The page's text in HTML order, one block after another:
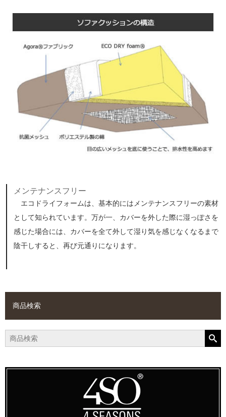
メンテナンスフリー
エコドライフォームは、基本的にはメンテナンスフリーの素材
として知られています。万が一、カバーを外した際に湿っぽさを
感じた場合には、カバーを全て外して湿り気を感じなくなるまで
陰干しすると、再び元通りになります。
商品検索